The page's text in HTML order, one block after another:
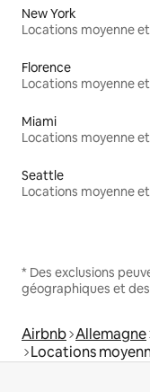
New York
Florence
Miami
Seattle
* Des exclusions
géographiques et
Airbnb Allemagne
Locations